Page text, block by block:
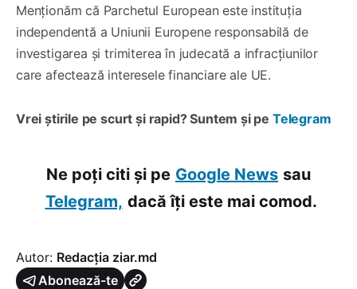
Menționăm că Parchetul European este instituția
independentă a Uniunii Europene responsabilă de
investigarea și trimiterea în judecată a infracțiunilor
care afectează interesele financiare ale UE.
Vrei știrile pe scurt și rapid? Suntem și pe Telegram
Ne poți citi și pe Google News sau
Telegram, dacă îți este mai comod.
Autor: Redacția ziar.md
Abonează-te